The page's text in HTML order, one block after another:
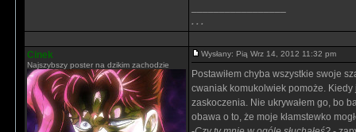
. . .
Cinek
Najszybszy poster na dzikim zachodzie
Wysłany: Pią Wrz 14, 2012 11:32 pm
Postawiłem chyba wszystkie swoje
cwaniak komukolwiek pomoże. Kiedy
zaskoczenia. Nie ukrywałem go, bo
obawa o to, że moje kłamstewko